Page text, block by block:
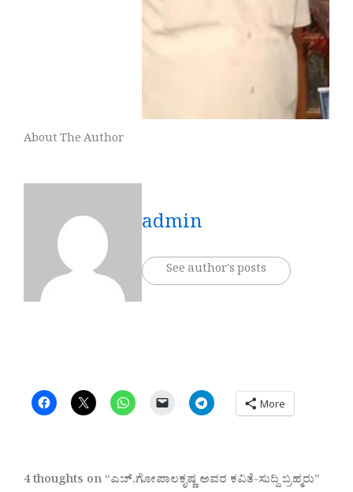
About The Author
admin
See author's posts
More
4 thoughts on “ಎಚ್.ಗೋಪಾಲಕೃಷ್ಣ ಅವರ ಕವಿತೆ-ಸುದ್ದಿ ಬ್ರಹ್ಮರು”